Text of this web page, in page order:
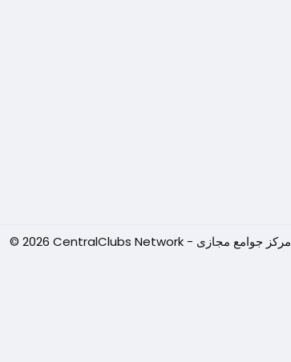
© 2026 CentralClubs Network - مرکز جوامع مجازی